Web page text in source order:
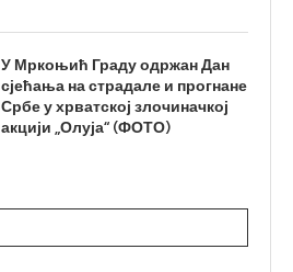
У Мркоњић Граду одржан Дан
сјећања на страдале и прогнане
Србе у хрватској злочиначкој
акцији „Олуја“ (ФОТО)